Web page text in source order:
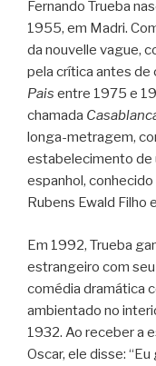
Fernando Trueba
1955, em Madri.
da nouvelle vague,
pela crítica antes de
Pais entre 1975 e
chamada
longa-metragem,
estabelecimento de
espanhol, conhecido
Rubens Ewald Filho
Em 1992, Trueba
estrangeiro com seu
comédia dramática
ambientado no
1932. Ao receber a
Oscar, ele disse: